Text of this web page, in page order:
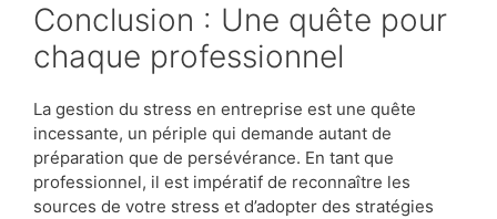
Conclusion : Une quête pour
chaque professionnel
La gestion du stress en entreprise est une quête
incessante, un périple qui demande autant de
préparation que de persévérance. En tant que
professionnel, il est impératif de reconnaître les
sources de votre stress et d’adopter des stratégies